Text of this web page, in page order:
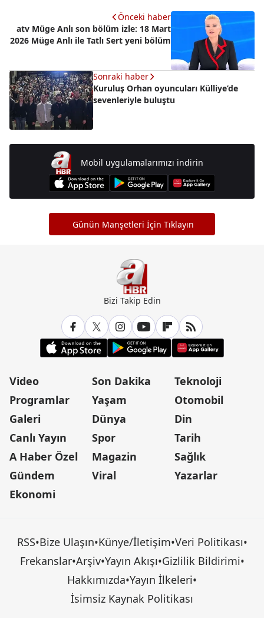
Önceki haber
atv Müge Anlı son bölüm izle: 18 Mart
2026 Müge Anlı ile Tatlı Sert yeni bölüm
Sonraki haber
Kuruluş Orhan oyuncuları Külliye’de
sevenleriyle buluştu
Mobil uygulamalarımızı indirin
Günün Manşetleri İçin Tıklayın
Bizi Takip Edin
Video
Programlar
Galeri
Canlı Yayın
A Haber Özel
Gündem
Ekonomi
Son Dakika
Yaşam
Dünya
Spor
Magazin
Viral
Teknoloji
Otomobil
Din
Tarih
Sağlık
Yazarlar
RSS•Bize Ulaşın•Künye/İletişim•Veri Politikası•
Frekanslar•Arşiv•Yayın Akışı•Gizlilik Bildirimi•
Hakkımızda•Yayın İlkeleri•
İsimsiz Kaynak Politikası